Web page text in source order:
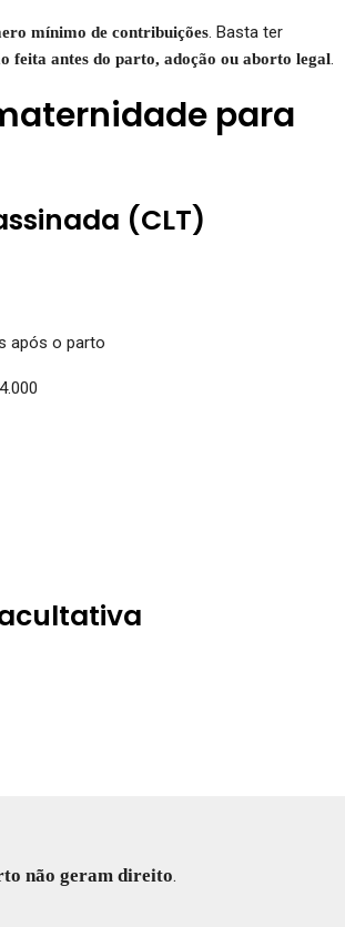
mínimo de contribuições . Basta ter
feita antes do parto, adoção ou aborto legal
para
(CLT)
após o parto
não geram direito.